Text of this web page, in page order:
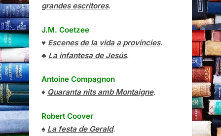
grandes escritores.
J.M. Coetzee
♥ Escenes de la vida a províncies.
♣ La infantesa de Jesús.
Antoine Compagnon
♦ Quaranta nits amb Montaigne.
Robert Coover
♠ La festa de Gerald.